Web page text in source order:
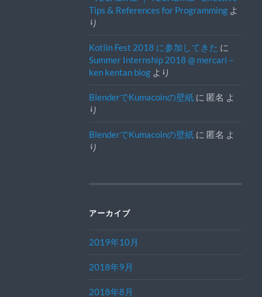
Tips & References for Programmingよ
り
Kotlin Fest 2018 に参加してきた に
Summer Internship 2018 @ mercari –
ken kentan blogより
BlenderでKumacoinの壁紙 に 匿名 よ
り
BlenderでKumacoinの壁紙 に 匿名 よ
り
アーカイブ
2019年10月
2018年9月
2018年8月